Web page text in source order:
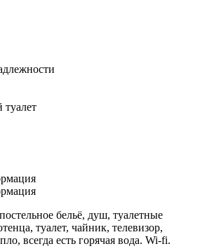
туалет
бельё, душ, туалетные
туалет, чайник, телевизор,
всегда есть горячая вода. Wi-fi.